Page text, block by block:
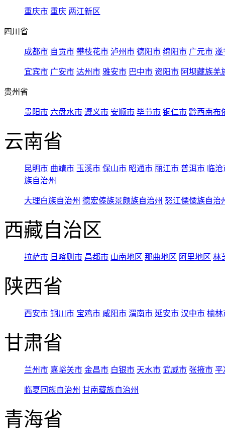
重庆市 重庆 两江新区
四川省
成都市 自贡市 攀枝花市 泸州市 德阳市 绵阳市 广元市 遂
宜宾市 广安市 达州市 雅安市 巴中市 资阳市 阿坝藏族羌
贵州省
贵阳市 六盘水市 遵义市 安顺市 毕节市 铜仁市 黔西南布
云南省
昆明市 曲靖市 玉溪市 保山市 昭通市 丽江市 普洱市 临
族自治州
大理白族自治州 德宏傣族景颇族自治州 怒江傈僳族自治
西藏自治区
拉萨市 日喀则市 昌都市 山南地区 那曲地区 阿里地区 林
陕西省
西安市 铜川市 宝鸡市 咸阳市 渭南市 延安市 汉中市 榆林
甘肃省
兰州市 嘉峪关市 金昌市 白银市 天水市 武威市 张掖市 平
临夏回族自治州 甘南藏族自治州
青海省